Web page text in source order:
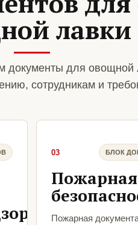
лавки
документы для овощной
сотрудникам и
03 БЛОК
Пожарная
Пожарная